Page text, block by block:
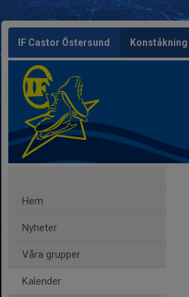
IF Castor Östersund Konståkning
Hem
Nyheter
Våra grupper
Kalender